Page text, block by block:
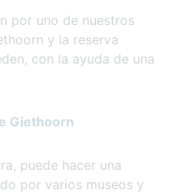
por uno de nuestros
y la reserva
con la ayuda de una
Giethoorn
puede hacer una
por varios museos y